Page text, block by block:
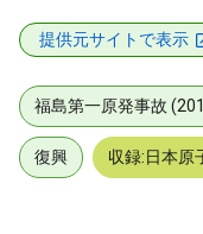
提供元サイトで表示
福島第一原発事故
復興 収録:日本原